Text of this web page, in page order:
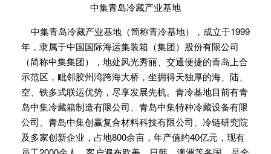
中集青岛冷藏产业基地
中集青岛冷藏产业基地（简称青冷基地），成立于1999
年，隶属于中国国际海运集装箱（集团）股份有限公司
（简称中集集团），地处风光秀丽、交通便捷的青岛上合
示范区，毗邻胶州湾跨海大桥，坐拥得天独厚的海、陆、
空、铁多式联运优势，尽享发展先机。青冷基地目前有青
岛中集冷藏箱制造有限公司、青岛中集特种冷藏设备有限
公司、青岛中集创赢复合材料科技有限公司、冷链研究院
及多家创新企业，占地800余亩，年产值约40亿元，现有